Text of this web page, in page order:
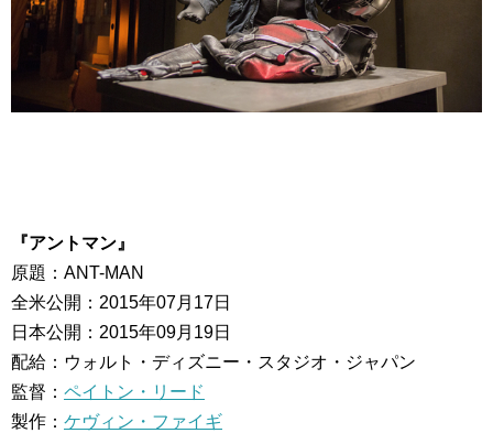
『アントマン』
原題：ANT-MAN
全米公開：2015年07月17日
日本公開：2015年09月19日
配給：ウォルト・ディズニー・スタジオ・ジャパン
監督： ペイトン・リード
製作： ケヴィン・ファイギ